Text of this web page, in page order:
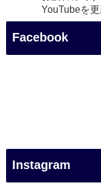
YouTubeを
https://
#旅行
#旅行動画
Facebook
Instagram